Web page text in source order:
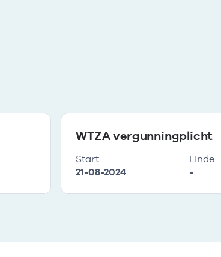
WTZA vergunningplicht
Start
21-08-2024
Einde
-